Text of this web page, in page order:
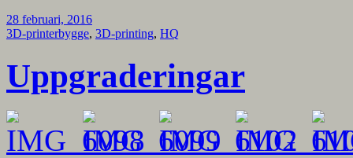
28 februari, 2016
3D-printerbygge, 3D-printing, HQ
Uppgraderingar